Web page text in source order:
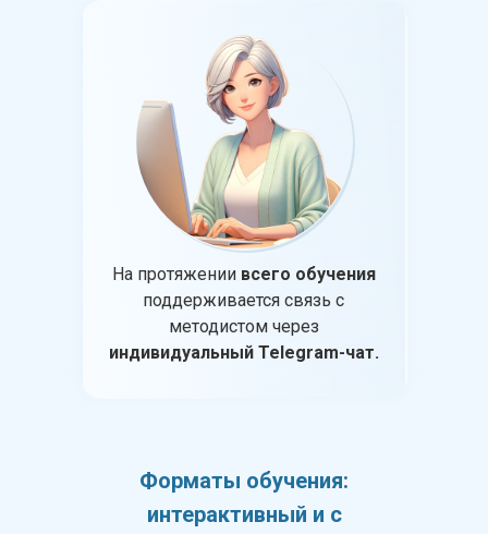
На протяжении всего обучения
поддерживается связь с
методистом через
индивидуальный Telegram-чат.
Форматы обучения:
интерактивный и с